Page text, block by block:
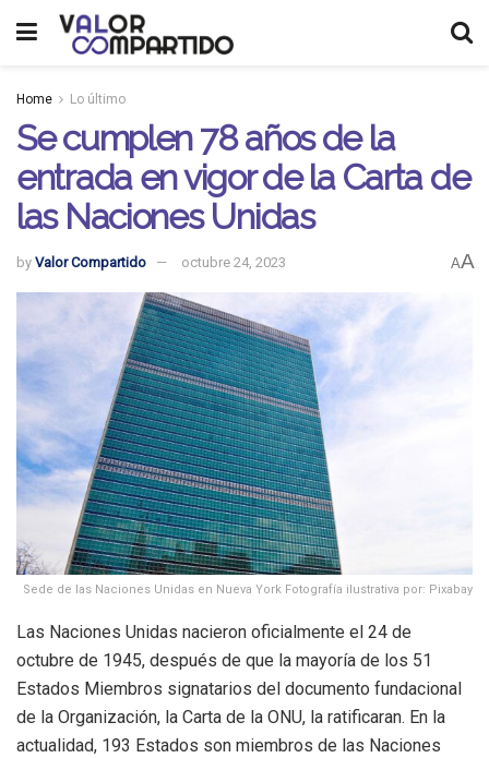
Home Lo último
Se cumplen 78 años de la
entrada en vigor de la Carta de
las Naciones Unidas
by Valor Compartido octubre 24, 2023 AA
Sede de las Naciones Unidas en Nueva York Fotografía ilustrativa por: Pixabay
Las Naciones Unidas nacieron oficialmente el 24 de
octubre de 1945, después de que la mayoría de los 51
Estados Miembros signatarios del documento fundacional
de la Organización, la Carta de la ONU, la ratificaran. En la
actualidad, 193 Estados son miembros de las Naciones